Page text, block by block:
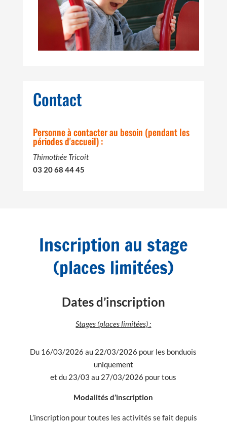
Contact
Personne à contacter au besoin (pendant les
périodes d'accueil) :
Thimothée Tricoit
03 20 68 44 45
Inscription au stage
(places limitées)
Dates d’inscription
Stages (places limitées) :
Du 16/03/2026 au 22/03/2026 pour les bonduois
uniquement
et du 23/03 au 27/03/2026 pour tous
Modalités d’inscription
L’inscription pour toutes les activités se fait depuis